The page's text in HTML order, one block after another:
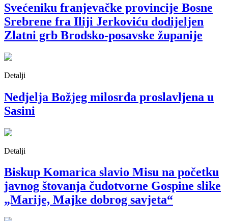
Svećeniku franjevačke provincije Bosne
Srebrene fra Iliji Jerkoviću dodijeljen
Zlatni grb Brodsko-posavske županije
Detalji
Nedjelja Božjeg milosrđa proslavljena u
Sasini
Detalji
Biskup Komarica slavio Misu na početku
javnog štovanja čudotvorne Gospine slike
„Marije, Majke dobrog savjeta“